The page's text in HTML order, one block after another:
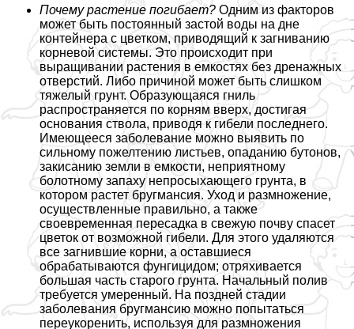
Почему растение погибает? Одним из факторов
может быть постоянный застой воды на дне
контейнера с цветком, приводящий к загниванию
корневой системы. Это происходит при
выращивании растения в емкостях без дренажных
отверстий. Либо причиной может быть слишком
тяжелый грунт. Образующаяся гниль
распространяется по корням вверх, достигая
основания ствола, приводя к гибели последнего.
Имеющееся заболевание можно выявить по
сильному пожелтению листьев, опаданию бутонов,
закисанию земли в емкости, неприятному
болотному запаху непросыхающего грунта, в
котором растет бругмансия. Уход и размножение,
осуществленные правильно, а также
своевременная пересадка в свежую почву спасет
цветок от возможной гибели. Для этого удаляются
все загнившие корни, а оставшиеся
обpaбатываются фунгицидом; отряхивается
большая часть старого грунта. Начальный полив
требуется умеренный. На поздней стадии
заболевания бругмансию можно попытаться
переукоренить, используя для размножения